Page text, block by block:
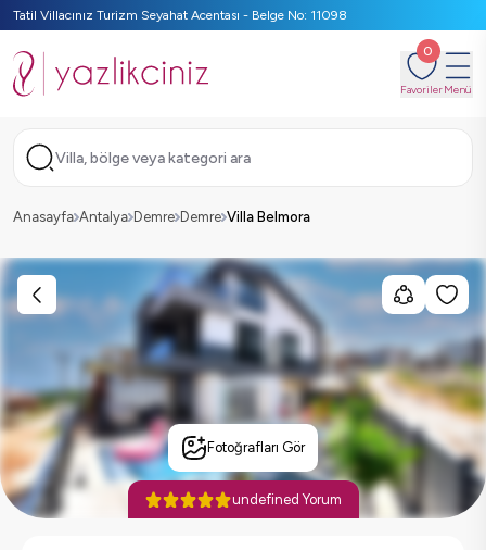
Tatil Villacınız Turizm Seyahat Acentası - Belge No: 11098
0
FavorilerMenü
Villa, bölge veya kategori ara
Anasayfa Antalya Demre Demre Villa Belmora
Fotoğrafları Gör
undefined Yorum